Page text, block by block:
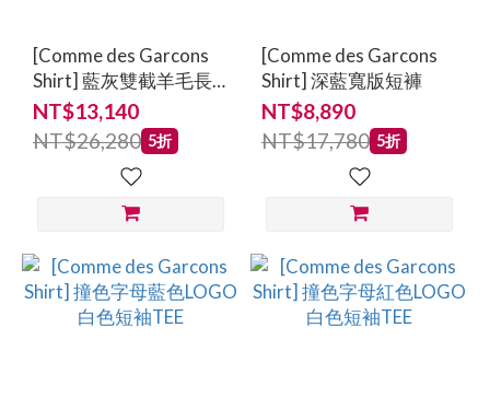
[Comme des Garcons
Shirt] 藍灰雙截羊毛長
褲
NT$13,140
NT$26,280 5折
[Comme des Garcons
Shirt] 深藍寬版短褲
NT$8,890
NT$17,780 5折